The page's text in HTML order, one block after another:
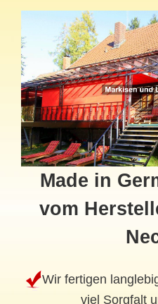
Made in
vom
Wir fertigen
viel Sorgfalt